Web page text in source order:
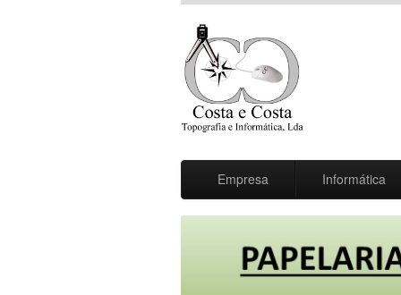
Empresa Informática